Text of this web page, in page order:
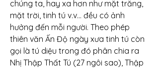
chúng ta, hay xa hơn như mặt trăng,
mặt trời, tinh tú v.v… đều có ảnh
hưởng đến mỗi người. Theo phép
thiên văn Ấn Độ ngày xưa tinh tú còn
gọi là tú diệu trong đó phân chia ra
Nhị Thập Thất Tú (27 ngôi sao), Thập